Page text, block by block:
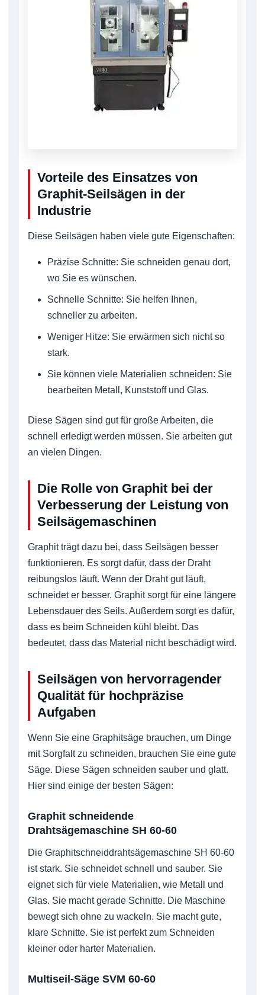
Vorteile des Einsatzes von
Graphit-Seilsägen in der
Industrie
Diese Seilsägen haben viele gute Eigenschaften:
Präzise Schnitte: Sie schneiden genau dort,
wo Sie es wünschen.
Schnelle Schnitte: Sie helfen Ihnen,
schneller zu arbeiten.
Weniger Hitze: Sie erwärmen sich nicht so
stark.
Sie können viele Materialien schneiden: Sie
bearbeiten Metall, Kunststoff und Glas.
Diese Sägen sind gut für große Arbeiten, die
schnell erledigt werden müssen. Sie arbeiten gut
an vielen Dingen.
Die Rolle von Graphit bei der
Verbesserung der Leistung von
Seilsägemaschinen
Graphit trägt dazu bei, dass Seilsägen besser
funktionieren. Es sorgt dafür, dass der Draht
reibungslos läuft. Wenn der Draht gut läuft,
schneidet er besser. Graphit sorgt für eine längere
Lebensdauer des Seils. Außerdem sorgt es dafür,
dass es beim Schneiden kühl bleibt. Das
bedeutet, dass das Material nicht beschädigt wird.
Seilsägen von hervorragender
Qualität für hochpräzise
Aufgaben
Wenn Sie eine Graphitsäge brauchen, um Dinge
mit Sorgfalt zu schneiden, brauchen Sie eine gute
Säge. Diese Sägen schneiden sauber und glatt.
Hier sind einige der besten Sägen:
Graphit schneidende
Drahtsägemaschine SH 60-60
Die Graphitschneiddrahtsägemaschine SH 60-60
ist stark. Sie schneidet schnell und sauber. Sie
eignet sich für viele Materialien, wie Metall und
Glas. Sie macht gerade Schnitte. Die Maschine
bewegt sich ohne zu wackeln. Sie macht gute,
klare Schnitte. Sie ist perfekt zum Schneiden
kleiner oder harter Materialien.
Multiseil-Säge SVM 60-60